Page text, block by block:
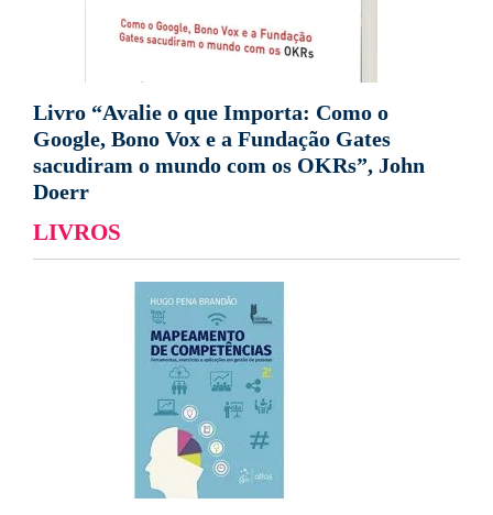
Livro “Avalie o que Importa: Como o
Google, Bono Vox e a Fundação Gates
sacudiram o mundo com os OKRs”, John
Doerr
LIVROS